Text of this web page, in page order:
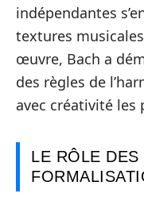
indépendantes
textures
œuvre, Bach a
des règles de
avec créativité
LE RÔLE